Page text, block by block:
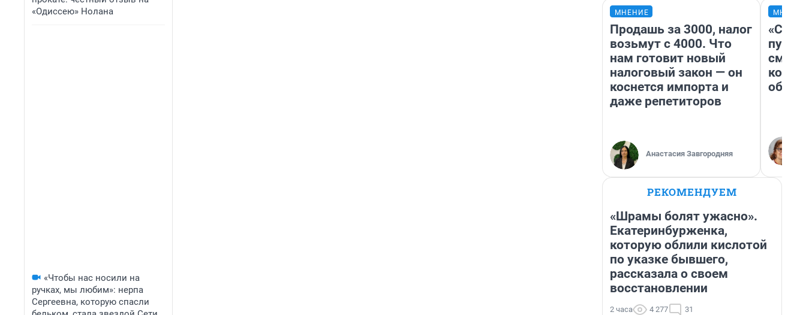
«Одиссею» Нолана
«Чтобы нас носили на
ручках, мы любим»: нерпа
Сергеевна, которую спасли
МНЕНИЕ
Продашь за 3000, налог
возьмут с 4000. Что
нам готовит новый
налоговый закон — он
коснется импорта и
даже репетиторов
Анастасия Завгородняя
РЕКОМЕНДУЕМ
«Шрамы болят ужасно».
Екатеринбурженка,
которую облили кислотой
по указке бывшего,
рассказала о своем
восстановлении
2 часа 4 277 31